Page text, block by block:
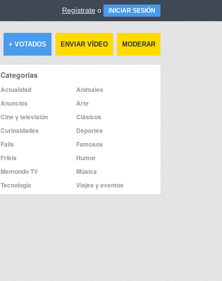
Regístrate o INICIAR SESIÓN
+ VOTADOS ENVIAR VÍDEO MODERAR
Categorías
Actualidad
Animales
Anuncios
Arte
Cine y televisión
Clásicos
Curiosidades
Deportes
Fails
Famosos
Frikis
Humor
Memondo TV
Música
Tecnología
Viajes y eventos